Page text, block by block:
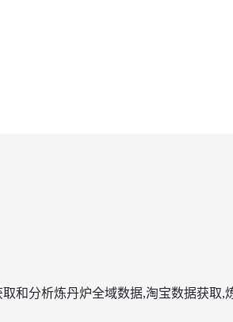
取和分析炼丹炉全域数据,淘宝数据获取,